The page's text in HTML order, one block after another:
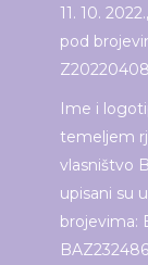
11. 10.
pod
Ime i
temeljem
vlasništvo
upisani su
brojevima: